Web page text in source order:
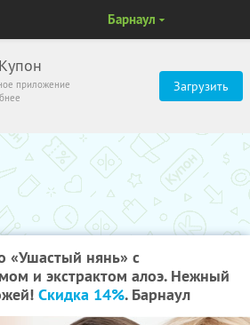
приложение
Загрузить
Барнаул
нянь» с
и экстрактом алоэ. Нежный
Скидка 14%. Барнаул